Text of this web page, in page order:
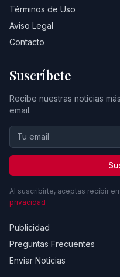
Términos de Uso
Aviso Legal
Contacto
Suscríbete
Recibe nuestras noticias
email.
Al suscribirte, aceptas recibir
privacidad
Publicidad
Preguntas Frecuentes
Enviar Noticias